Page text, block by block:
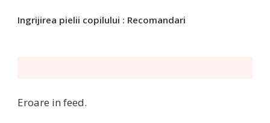
Ingrijirea pielii copilului : Recomandari
Eroare in feed.